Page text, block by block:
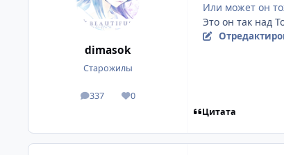
dimasok
Старожилы
337
посты 0
Репутация
Или может он
Это он так над
Цитата